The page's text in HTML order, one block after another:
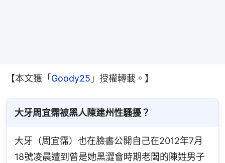
【本文獲「 Goody25 」授權轉載。】
大牙周宜霈被黑人陳建州性騷擾？
大牙（周宜霈）也在臉書公開自己在2012年7月
18號凌晨遭到曾是她黑澀會時期老闆的陳姓男子